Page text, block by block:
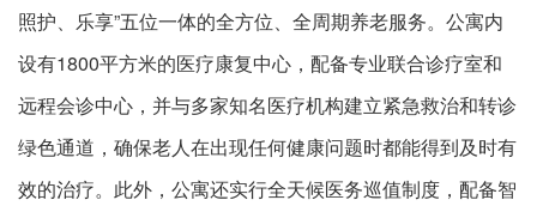
照护、乐享”五位一体的全方位、全周期养老服务。公寓内
设有1800平方米的医疗康复中心，配备专业联合诊疗室和
远程会诊中心，并与多家知名医疗机构建立紧急救治和转诊
绿色通道，确保老人在出现任何健康问题时都能得到及时有
效的治疗。此外，公寓还实行全天候医务巡值制度，配备智